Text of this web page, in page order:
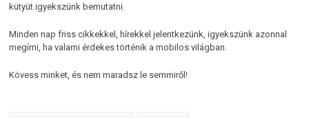
kütyüt igyekszünk bemutatni.
Minden nap friss cikkekkel, hírekkel jelentkezünk, igyekszünk azonnal
megírni, ha valami érdekes történik a mobilos világban.
Kövess minket, és nem maradsz le semmiről!